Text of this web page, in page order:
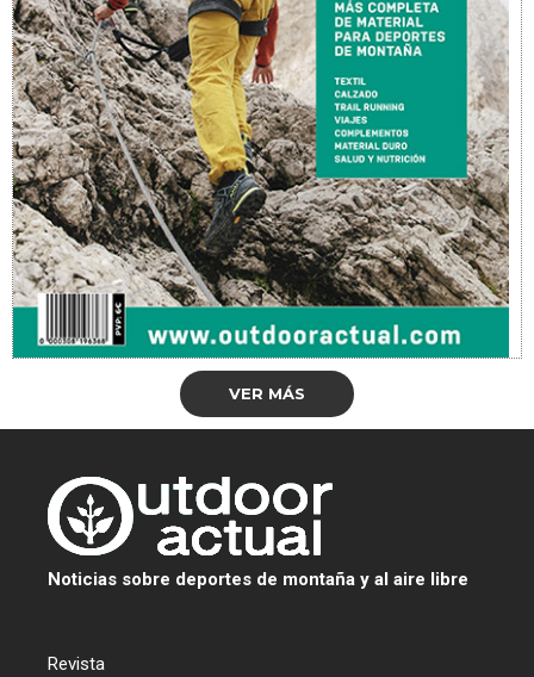
VER MÁS
Noticias sobre deportes de montaña y al aire libre
Revista